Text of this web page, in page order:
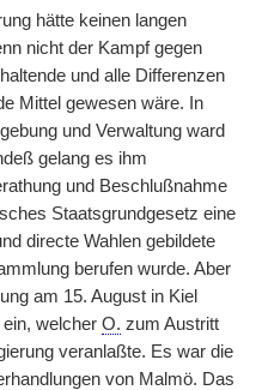
hätte keinen langen
nicht der Kampf gegen
und alle Differenzen
Mittel gewesen wäre. In
und Verwaltung ward
gelang es ihm
und Beschlußnahme
Staatsgrundgesetz eine
directe Wahlen gebildete
berufen wurde. Aber
am 15. August in Kiel
welcher O. zum Austritt
veranlaßte. Es war die
von Malmö. Das